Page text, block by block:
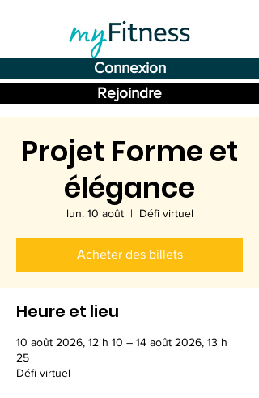
Connexion
Rejoindre
Projet Forme et
élégance
lun. 10 août
  |
Défi virtuel
Acheter des billets
Heure et lieu
10 août 2026, 12 h 10 – 14 août 2026, 13 h
25
Défi virtuel